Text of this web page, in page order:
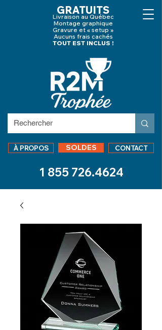
GRATUITS
Livraison au Québec
Montage graphique
Gravure et « setup »
Aucuns frais cachés
TOUT EST INCLUS !
À PROPOS SOLDES CONTACT
1 855 726.4624